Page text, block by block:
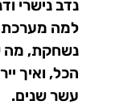
נדב נישרי
למה מערכת
נשחקת, מה
הכל, ואיך
עשר שנים.